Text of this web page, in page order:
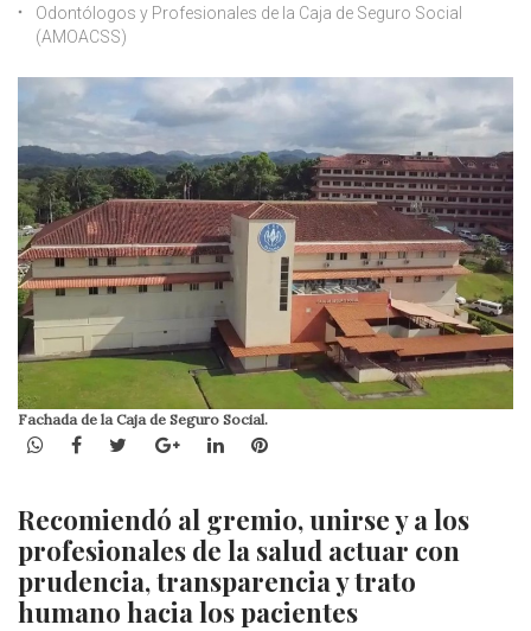
Odontólogos y Profesionales de la Caja de Seguro Social
(AMOACSS)
Fachada de la Caja de Seguro Social.
WhatsApp
Facebook
TwitterGoogle+LinkedInPinterest
Recomiendó al gremio, unirse y a los
profesionales de la salud actuar con
prudencia, transparencia y trato
humano hacia los pacientes